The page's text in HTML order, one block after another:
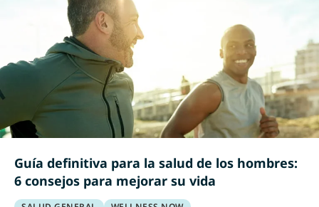
Guía definitiva para la salud de los hombres:
6 consejos para mejorar su vida